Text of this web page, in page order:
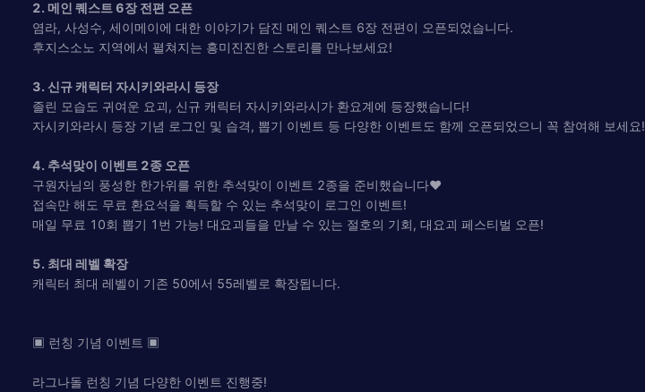
2. 메인 퀘스트 6장 전편 오픈
염라, 사성수, 세이메이에 대한 이야기가 담진 메인 퀘스트 6장 전편이 오픈되었습니다.
후지스소노 지역에서 펼쳐지는 흥미진진한 스토리를 만나보세요!
3. 신규 캐릭터 자시키와라시 등장
졸린 모습도 귀여운 요괴, 신규 캐릭터 자시키와라시가 환요계에 등장했습니다!
자시키와라시 등장 기념 로그인 및 습격, 뽑기 이벤트 등 다양한 이벤트도 함께 오픈되었으니 꼭 참여해 보세요!
4. 추석맞이 이벤트 2종 오픈
구원자님의 풍성한 한가위를 위한 추석맞이 이벤트 2종을 준비했습니다♥
접속만 해도 무료 환요석을 획득할 수 있는 추석맞이 로그인 이벤트!
매일 무료 10회 뽑기 1번 가능! 대요괴들을 만날 수 있는 절호의 기회, 대요괴 페스티벌 오픈!
5. 최대 레벨 확장
캐릭터 최대 레벨이 기존 50에서 55레벨로 확장됩니다.
▣ 런칭 기념 이벤트 ▣
라그나돌 런칭 기념 다양한 이벤트 진행중!